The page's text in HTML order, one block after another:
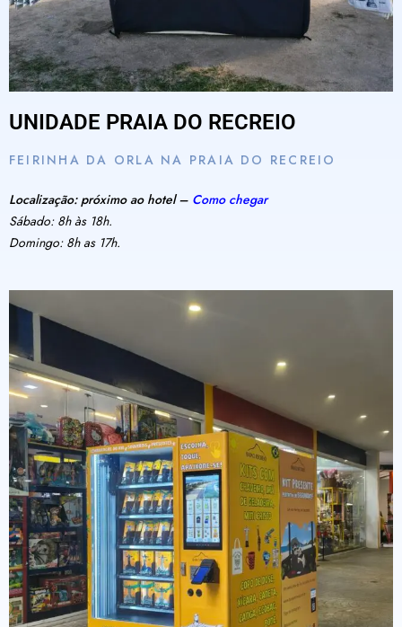
UNIDADE PRAIA DO RECREIO
FEIRINHA DA ORLA NA PRAIA DO RECREIO
Localização: próximo ao hotel – Como chegar
Sábado: 8h às 18h.
Domingo: 8h as 17h.